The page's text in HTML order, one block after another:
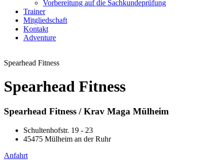
Vorbereitung auf die Sachkundeprüfung
Trainer
Mitgliedschaft
Kontakt
Adventure
Spearhead Fitness
Spearhead Fitness
Spearhead Fitness / Krav Maga Mülheim
Schultenhofstr. 19 - 23
45475 Mülheim an der Ruhr
Anfahrt